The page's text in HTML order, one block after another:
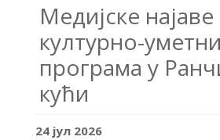
Медијске
културно-
програма у
кући
24 јул 2026